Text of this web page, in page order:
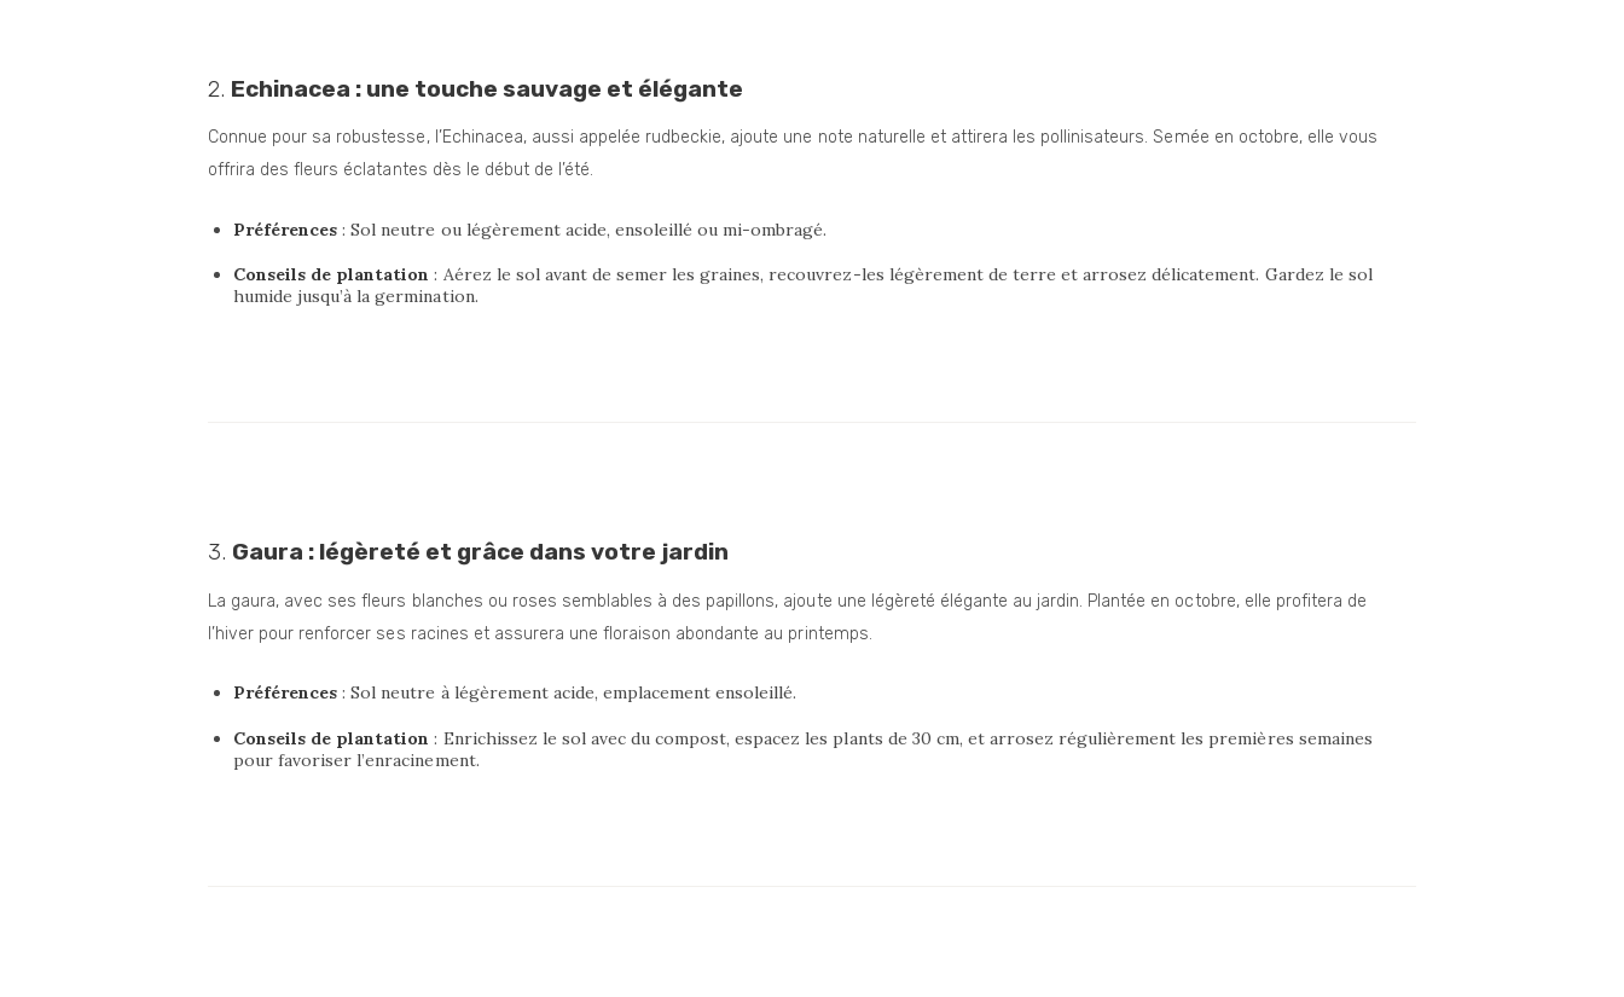
2. Echinacea : une touche sauvage et élégante
Connue pour sa robustesse, l’Echinacea, aussi appelée rudbeckie, ajoute une note naturelle et attirera les pollinisateurs. Semée en octobre, elle vous
offrira des fleurs éclatantes dès le début de l’été.
Préférences : Sol neutre ou légèrement acide, ensoleillé ou mi-ombragé.
Conseils de plantation : Aérez le sol avant de semer les graines, recouvrez-les légèrement de terre et arrosez délicatement. Gardez le sol
humide jusqu’à la germination.
3. Gaura : légèreté et grâce dans votre jardin
La gaura, avec ses fleurs blanches ou roses semblables à des papillons, ajoute une légèreté élégante au jardin. Plantée en octobre, elle profitera de
l’hiver pour renforcer ses racines et assurera une floraison abondante au printemps.
Préférences : Sol neutre à légèrement acide, emplacement ensoleillé.
Conseils de plantation : Enrichissez le sol avec du compost, espacez les plants de 30 cm, et arrosez régulièrement les premières semaines
pour favoriser l’enracinement.